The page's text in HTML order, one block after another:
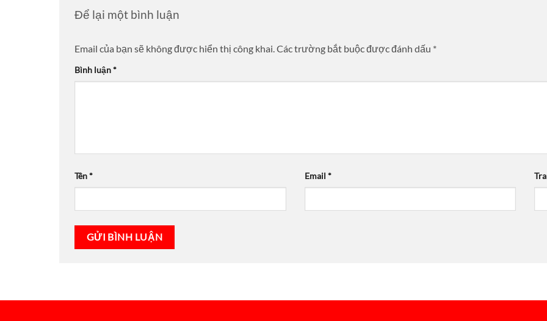
Để lại một bình luận
Email của bạn sẽ không được hiển thị công khai.Các trường bắt buộc được đánh dấu *
Bình luận*
Tên* Email *